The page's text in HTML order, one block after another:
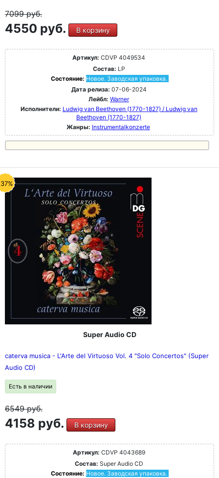
7099руб.
4550 руб. В корзину
Артикул: CDVP 4049534
Состав: LP
Состояние: Новое. Заводская упаковка.
Дата релиза: 07-06-2024
Лейбл: Warner
Исполнители: Ludwig van Beethoven (1770-1827) / Ludwig van
Beethoven (1770-1827)
Жанры: Instrumentalkonzerte
Super Audio CD
caterva musica - L'Arte del Virtuoso Vol. 4 "Solo Concertos" (Super
Audio CD)
Есть в наличии
6549руб.
4158 руб. В корзину
Артикул: CDVP 4043689
Состав: Super Audio CD
Состояние: Новое. Заводская упаковка.